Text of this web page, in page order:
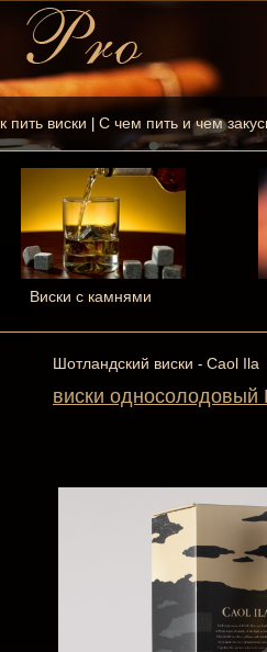
пить виски С чем пить и чем
Виски с камнями
Шотландский виски - Caol Ila
виски